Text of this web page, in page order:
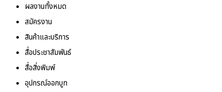
ผลงานทั้งหมด
สมัครงาน
สินค้าและบริการ
สื่อประชาสัมพันธ์
สื่อสิ่งพิมพ์
อุปกรณ์ออกบูท